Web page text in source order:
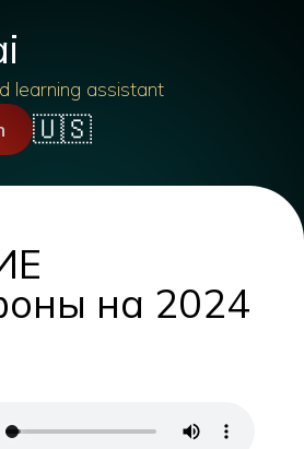
learning assistant
🇺🇸
на 2024